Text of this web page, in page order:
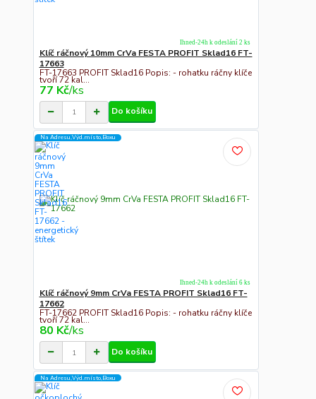
Klíč ráčnový 10mm CrVa FESTA PROFIT Sklad16 FT-
17663
FT-17663 PROFIT Sklad16 Popis: - rohatku ráčny klíče
tvoří 72 kal...
77 Kč/ks
Ihned-24h k odeslání 2 ks
Do košíku
Na Adresu,Výd.místo,Boxu
Klíč ráčnový 9mm CrVa FESTA PROFIT Sklad16 FT-
17662
FT-17662 PROFIT Sklad16 Popis: - rohatku ráčny klíče
tvoří 72 kal...
80 Kč/ks
Ihned-24h k odeslání 6 ks
Do košíku
Na Adresu,Výd.místo,Boxu